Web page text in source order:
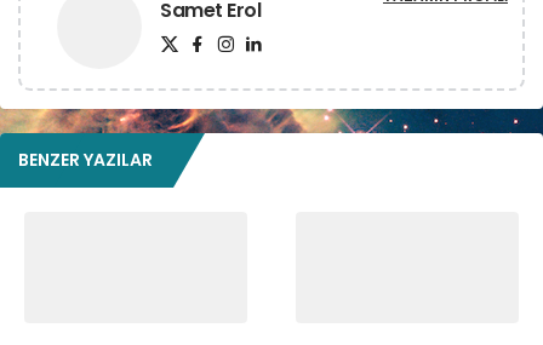
Samet Erol
BENZER YAZILAR